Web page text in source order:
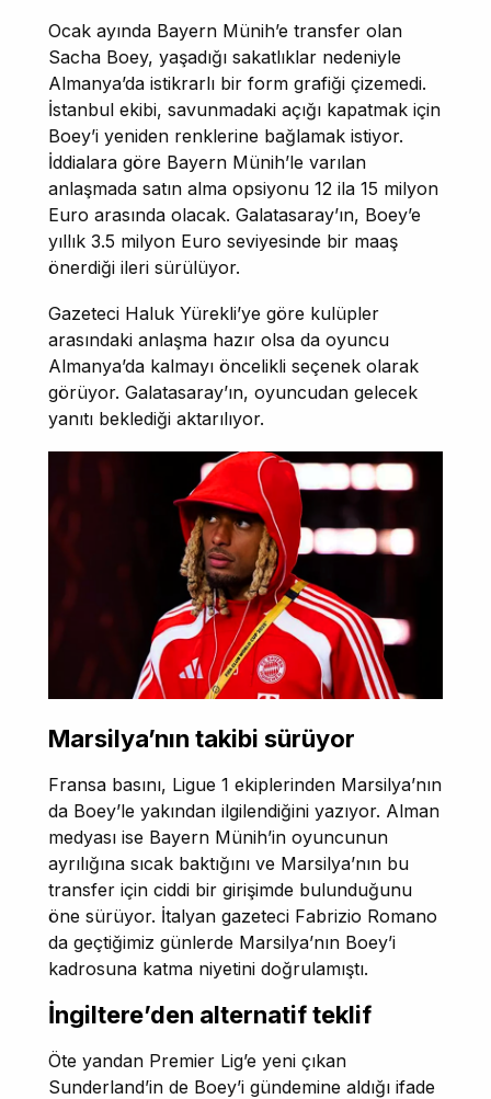
Ocak ayında Bayern Münih’e transfer olan
Sacha Boey, yaşadığı sakatlıklar nedeniyle
Almanya’da istikrarlı bir form grafiği çizemedi.
İstanbul ekibi, savunmadaki açığı kapatmak için
Boey’i yeniden renklerine bağlamak istiyor.
İddialara göre Bayern Münih’le varılan
anlaşmada satın alma opsiyonu 12 ila 15 milyon
Euro arasında olacak. Galatasaray’ın, Boey’e
yıllık 3.5 milyon Euro seviyesinde bir maaş
önerdiği ileri sürülüyor.
Gazeteci Haluk Yürekli’ye göre kulüpler
arasındaki anlaşma hazır olsa da oyuncu
Almanya’da kalmayı öncelikli seçenek olarak
görüyor. Galatasaray’ın, oyuncudan gelecek
yanıtı beklediği aktarılıyor.
Marsilya’nın takibi sürüyor
Fransa basını, Ligue 1 ekiplerinden Marsilya’nın
da Boey’le yakından ilgilendiğini yazıyor. Alman
medyası ise Bayern Münih’in oyuncunun
ayrılığına sıcak baktığını ve Marsilya’nın bu
transfer için ciddi bir girişimde bulunduğunu
öne sürüyor. İtalyan gazeteci Fabrizio Romano
da geçtiğimiz günlerde Marsilya’nın Boey’i
kadrosuna katma niyetini doğrulamıştı.
İngiltere’den alternatif teklif
Öte yandan Premier Lig’e yeni çıkan
Sunderland’in de Boey’i gündemine aldığı ifade